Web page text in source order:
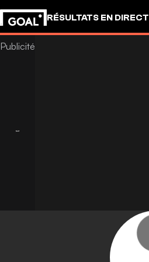
RÉSULTATS EN DIRECT